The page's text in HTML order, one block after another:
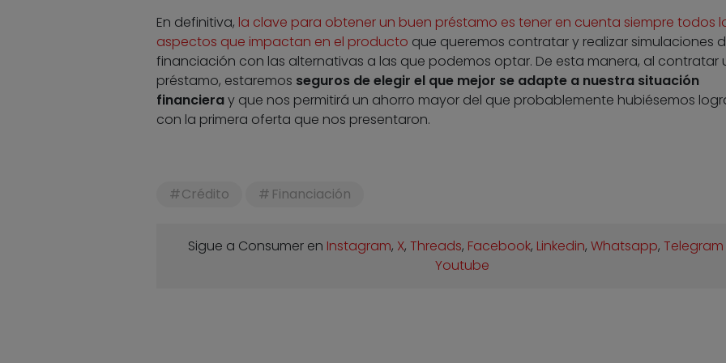
En definitiva, la clave para obtener un buen préstamo es tener en cuenta siempre todos
aspectos que impactan en el producto que queremos contratar y realizar simulaciones
financiación con las alternativas a las que podemos optar. De esta manera, al contratar
préstamo, estaremos seguros de elegir el que mejor se adapte a nuestra situación
financieray que nos permitirá un ahorro mayor del que probablemente hubiésemos
con la primera oferta que nos presentaron.
Crédito Financiación
Sigue a Consumer en Instagram, X,Threads, Facebook, Linkedin,Whatsapp,Telegram
Youtube